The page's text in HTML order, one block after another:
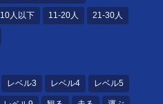
10人以下 11-20人 21-30人
レベル3 レベル4 レベル5